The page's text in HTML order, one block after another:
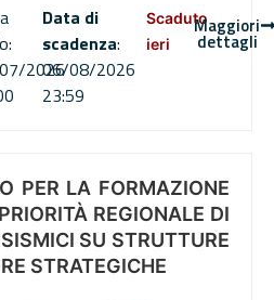
2026
Data di
scadenza:
06/08/2026
23:59
Scaduto
ieri
Maggiori
dettagli
PER LA FORMAZIONE
REGIONALE DI
SU STRUTTURE
STRATEGICHE